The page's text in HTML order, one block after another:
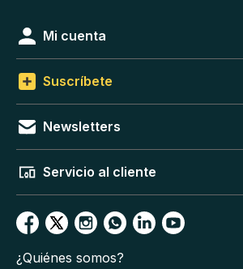
Mi cuenta
Suscríbete
Newsletters
Servicio al cliente
¿Quiénes somos?